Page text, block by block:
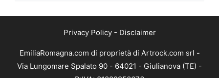
Privacy Policy- Disclaimer
EmiliaRomagna.com di proprietà di Artrock.com srl -
Via Lungomare Spalato 90 - 64021 - Giulianova (TE) -